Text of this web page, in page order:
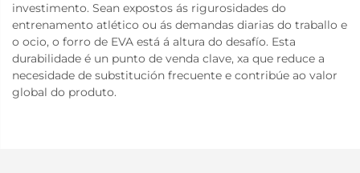
investimento. Sean expostos ás rigurosidades do
entrenamento atlético ou ás demandas diarias do traballo e
o ocio, o forro de EVA está á altura do desafío. Esta
durabilidade é un punto de venda clave, xa que reduce a
necesidade de substitución frecuente e contribúe ao valor
global do produto.